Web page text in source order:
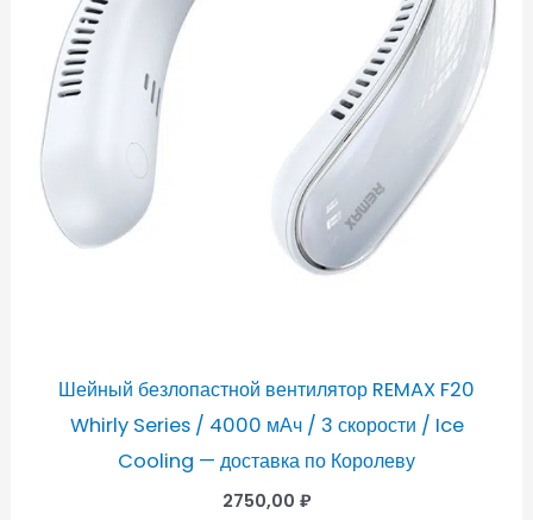
Шейный безлопастной вентилятор REMAX F20
Whirly Series / 4000 мАч / 3 скорости / Ice
Cooling — доставка по Королеву
2750,00 ₽